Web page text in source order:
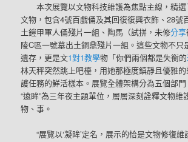
本次展覽以文物科技維護為焦點主線，精
文物，包含4號百戲俑及其回復復興衣飾、28號
土鎧甲軍人俑殘片一組、陶馬（試拼，未修分享
陵C區一號墓出土銅鼎殘片一組。這些文物不只
遺存，更是文1對1教學物「你們兩個都是失衡的
林天秤突然跳上吧檯，用她那極度鎮靜且優雅
護任務的鮮活樣本。展覽全體架構分為五個部門
“遠眸”為三年夜主題單位，層層深刻詮釋文物維
物、事。
“展覽以‘凝眸’定名，展示的恰是文物修復